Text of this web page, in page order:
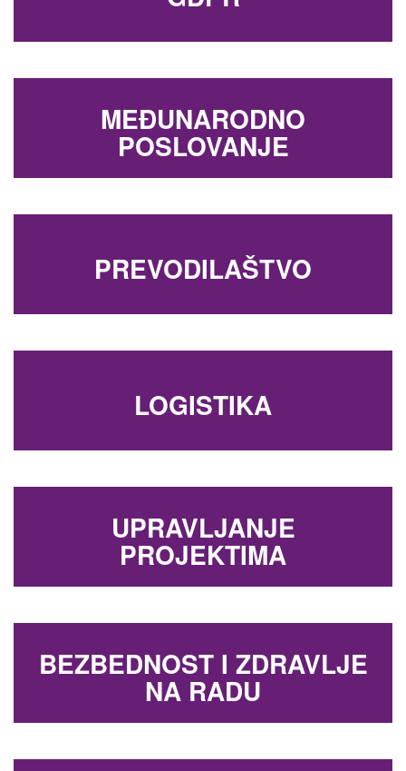
MEĐUNARODNO
POSLOVANJE
PREVODILAŠTVO
LOGISTIKA
UPRAVLJANJE
PROJEKTIMA
BEZBEDNOST I ZDRAVLJE
NA RADU